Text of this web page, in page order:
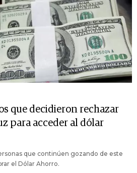
que decidieron rechazar
para acceder al dólar
que continúen gozando de este
el Dólar Ahorro.